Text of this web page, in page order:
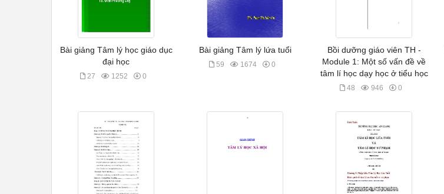
Bài giảng Tâm lý học giáo dục
đại học
27 1252 0
Bài giảng Tâm lý lứa tuổi
59 1674 0
Bồi dưỡng giáo viên TH -
Module 1: Một số vấn đề về
tâm lí học dạy học ở tiểu học
48 946 0